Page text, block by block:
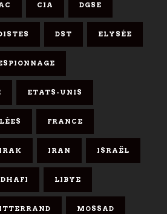
CIA DGSE
DST ELYSÉE
ETATS-UNIS
FRANCE
IRAK IRAN ISRAËL
LIBYE
MOSSAD